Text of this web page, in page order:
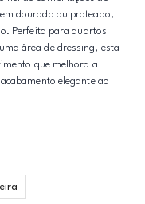
dourado ou prateado,
Perfeita para quartos
área de dressing, esta
que melhora a
elegante ao